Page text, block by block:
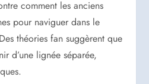
comment les anciens
pour naviguer dans le
théories fan suggèrent que
d’une lignée séparée,